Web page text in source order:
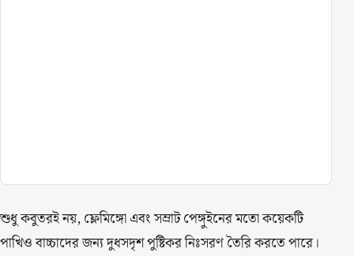
শুধু কবুতরই নয়, ফ্লেমিঙ্গো এবং সম্রাট পেঙ্গুইনের মতো কয়েকটি
পাখিও বাচ্চাদের জন্য দুধসদৃশ পুষ্টিকর নিঃসরণ তৈরি করতে পারে।